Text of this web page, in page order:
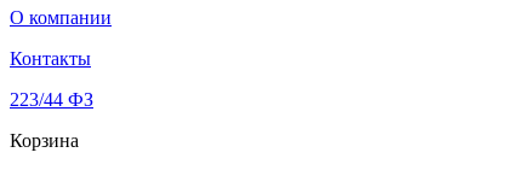
О компании
Контакты
223/44 ФЗ
Корзина